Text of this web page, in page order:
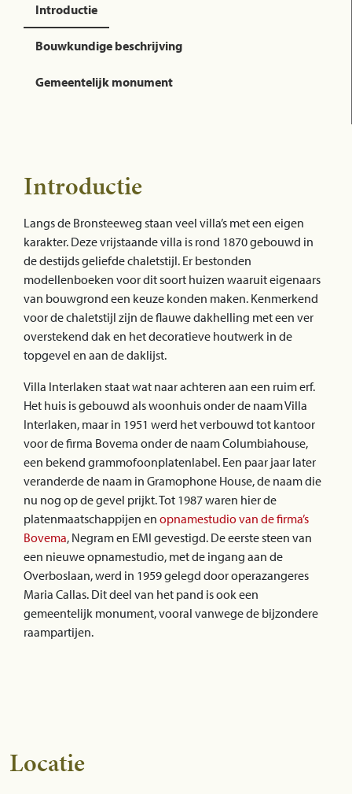
Introductie
Bouwkundige beschrijving
Gemeentelijk monument
Introductie
Langs de Bronsteeweg staan veel villa’s met een eigen
karakter. Deze vrijstaande villa is rond 1870 gebouwd in
de destijds geliefde chaletstijl. Er bestonden
modellenboeken voor dit soort huizen waaruit eigenaars
van bouwgrond een keuze konden maken. Kenmerkend
voor de chaletstijl zijn de flauwe dakhelling met een ver
overstekend dak en het decoratieve houtwerk in de
topgevel en aan de daklijst.
Villa Interlaken staat wat naar achteren aan een ruim erf.
Het huis is gebouwd als woonhuis onder de naam Villa
Interlaken, maar in 1951 werd het verbouwd tot kantoor
voor de firma Bovema onder de naam Columbiahouse,
een bekend grammofoonplatenlabel. Een paar jaar later
veranderde de naam in Gramophone House, de naam die
nu nog op de gevel prijkt. Tot 1987 waren hier de
platenmaatschappijen en opnamestudio van de firma’s
Bovema, Negram en EMI gevestigd. De eerste steen van
een nieuwe opnamestudio, met de ingang aan de
Overboslaan, werd in 1959 gelegd door operazangeres
Maria Callas. Dit deel van het pand is ook een
gemeentelijk monument, vooral vanwege de bijzondere
raampartijen.
Locatie